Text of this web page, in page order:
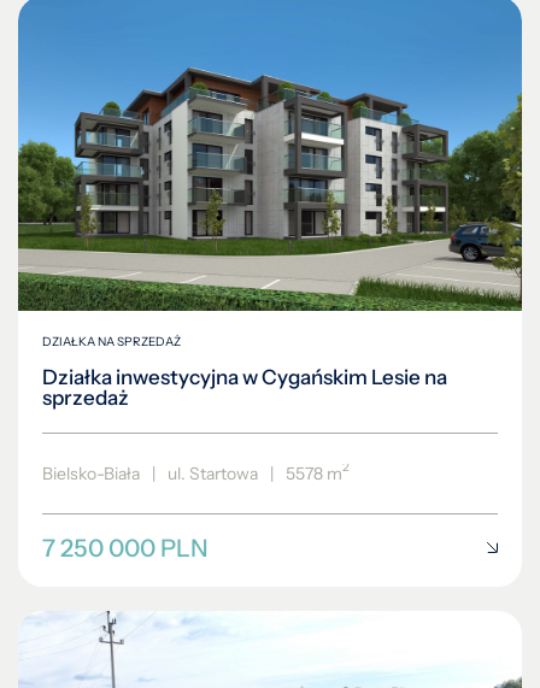
DZIAŁKA NA SPRZEDAŻ
Działka inwestycyjna w Cygańskim Lesie na
sprzedaż
Bielsko-Biała | ul. Startowa | 5578 m2
7 250 000 PLN